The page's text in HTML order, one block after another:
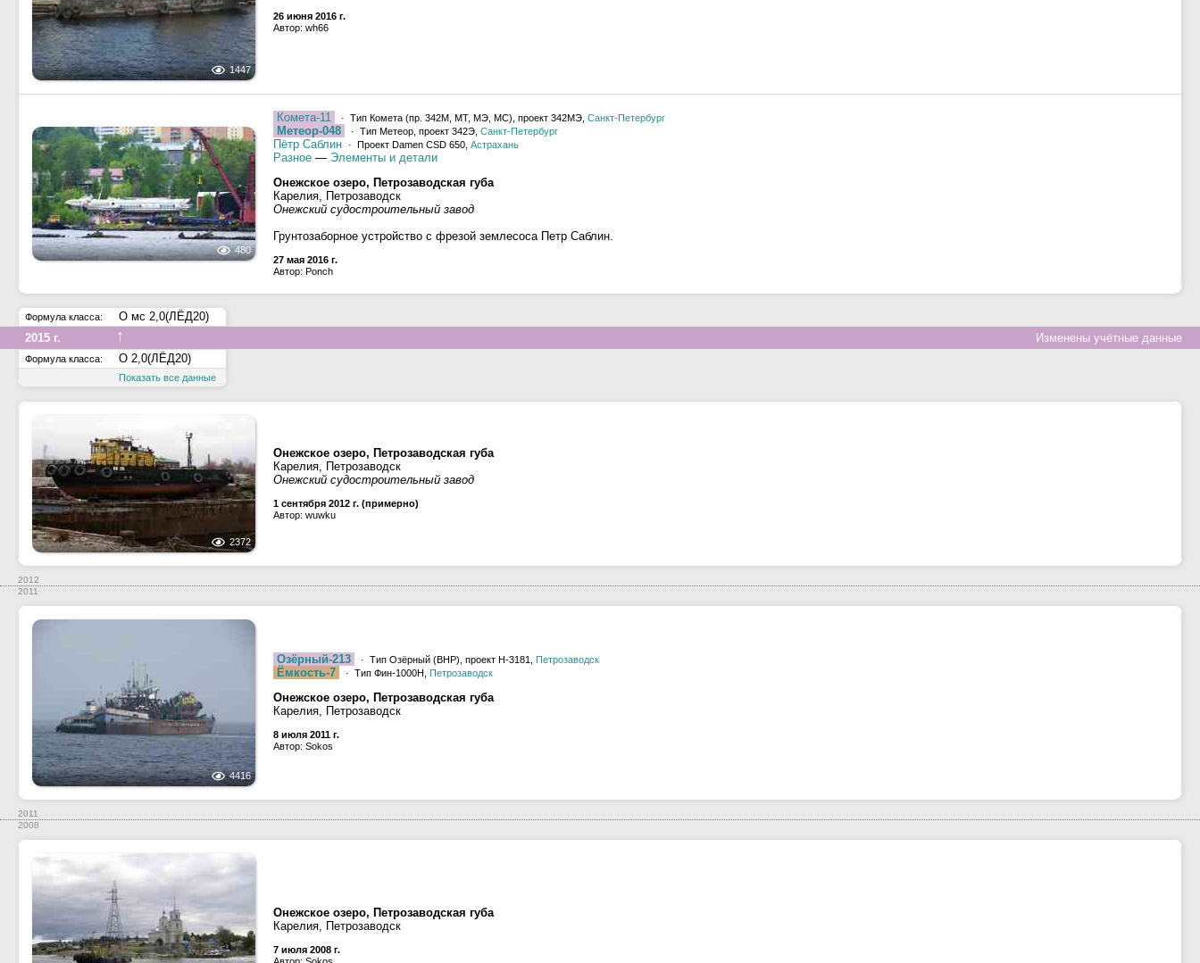
1447
26 июня 2016 г.
Автор: wh66
480
Комета-11 · Тип Комета (пр. 342М, МТ, МЭ, МС), проект 342МЭ, Санкт-Петербург
Метеор-048 · Тип Метеор, проект 342Э, Санкт-Петербург
Пётр Саблин · Проект Damen CSD 650, Астрахань
Разное — Элементы и детали
Онежское озеро, Петрозаводская губа
Карелия, Петрозаводск
Онежский судостроительный завод
Грунтозаборное устройство с фрезой землесоса Петр Саблин.
27 мая 2016 г.
Автор: Ponch
Формула класса:
О мс 2,0(ЛЁД20)
Изменены учётные данные
2015 г. ↑
Формула класса: О 2,0(ЛЁД20)
Показать все данные
2372
Онежское озеро, Петрозаводская губа
Карелия, Петрозаводск
Онежский судостроительный завод
1 сентября 2012 г. (примерно)
Автор: wuwku
2012
2011
4416
Озёрный-213 · Тип Озёрный (ВНР), проект H-3181, Петрозаводск
Ёмкость-7 · Тип Фин-1000Н, Петрозаводск
Онежское озеро, Петрозаводская губа
Карелия, Петрозаводск
8 июля 2011 г.
Автор: Sokos
2011
2008
Онежское озеро, Петрозаводская губа
Карелия, Петрозаводск
7 июля 2008 г.